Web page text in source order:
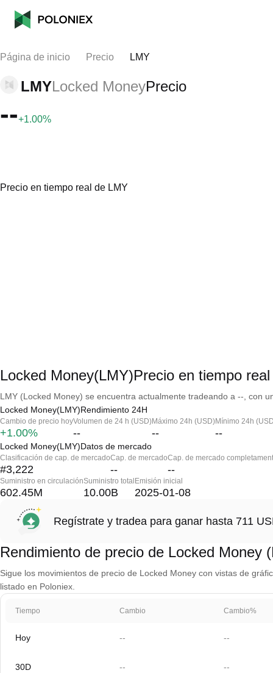
Página de inicio Precio LMY
LMYLocked MoneyPrecio
--+1.00%
Precio en tiempo real de LMY
Locked Money(LMY)Precio en tiempo real
LMY (Locked Money) se encuentra actualmente tradeando a --, con
Locked Money(LMY)Rendimiento 24H
Cambio de precio hoy
+1.00%
Volumen de 24 h (USD)
--
Máximo 24h (USD)
--
Mínimo 24h
--
Locked Money(LMY)Datos de mercado
Clasificación de cap. de mercado
#3,222
Cap. de mercado
--
Cap. de mercado
--
Suministro en circulación
602.45M
Suministro total
10.00B
Emisión inicial
2025-01-08
Regístrate y tradea para ganar hasta 711
Rendimiento de precio de Locked Money
Sigue los movimientos de precio de Locked Money con vistas de
listado en Poloniex.
Tiempo Cambio Cambio%
Hoy -- --
30D -- --